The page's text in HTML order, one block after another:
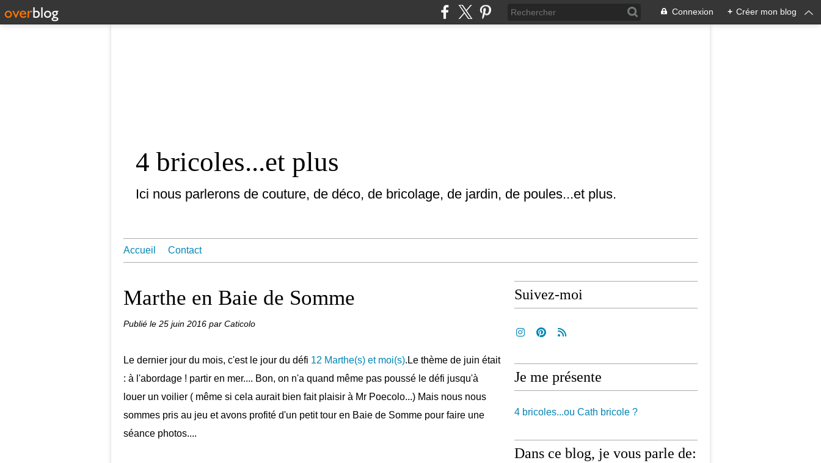
Connexion + Créer mon blog
4 bricoles...et plus
Ici nous parlerons de couture, de déco, de bricolage, de jardin, de poules...et plus.
Accueil Contact
Marthe en Baie de Somme
Publié le 25 juin 2016 par Caticolo
Le dernier jour du mois, c'est le jour du défi 12 Marthe(s) et moi(s).Le thème de juin était
: à l'abordage ! partir en mer.... Bon, on n'a quand même pas poussé le défi jusqu'à
louer un voilier ( même si cela aurait bien fait plaisir à Mr Poecolo...) Mais nous nous
sommes pris au jeu et avons profité d'un petit tour en Baie de Somme pour faire une
séance photos....
Suivez-moi
Je me présente
4 bricoles...ou Cath bricole ?
Dans ce blog, je vous parle de: